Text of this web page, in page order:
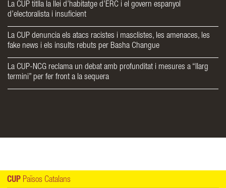
La CUP titlla la llei d’habitatge d’ERC i el govern espanyol
d’electoralista i insuficient
La CUP denuncia els atacs racistes i masclistes, les amenaces, les
fake news i els insults rebuts per Basha Changue
La CUP-NCG reclama un debat amb profunditat i mesures a “llarg
termini” per fer front a la sequera
CUP Països Catalans